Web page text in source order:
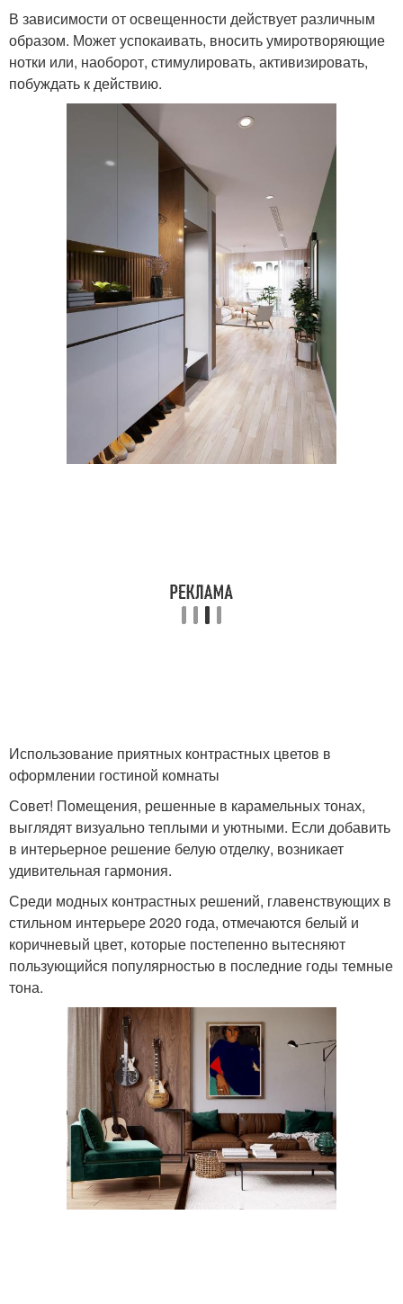
В зависимости от освещенности действует различным
образом. Может успокаивать, вносить умиротворяющие
нотки или, наоборот, стимулировать, активизировать,
побуждать к действию.
Использование приятных контрастных цветов в
оформлении гостиной комнаты
Совет! Помещения, решенные в карамельных тонах,
выглядят визуально теплыми и уютными. Если добавить
в интерьерное решение белую отделку, возникает
удивительная гармония.
Среди модных контрастных решений, главенствующих в
стильном интерьере 2020 года, отмечаются белый и
коричневый цвет, которые постепенно вытесняют
пользующийся популярностью в последние годы темные
тона.